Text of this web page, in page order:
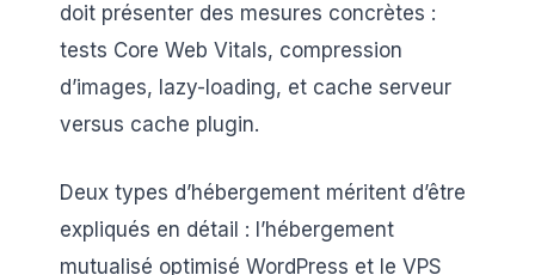
doit présenter des mesures concrètes :
tests Core Web Vitals, compression
d’images, lazy-loading, et cache serveur
versus cache plugin.
Deux types d’hébergement méritent d’être
expliqués en détail : l’hébergement
mutualisé optimisé WordPress et le VPS